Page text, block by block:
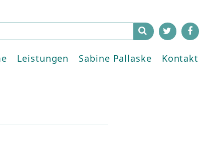
Leistungen Sabine Pallaske Kontakt